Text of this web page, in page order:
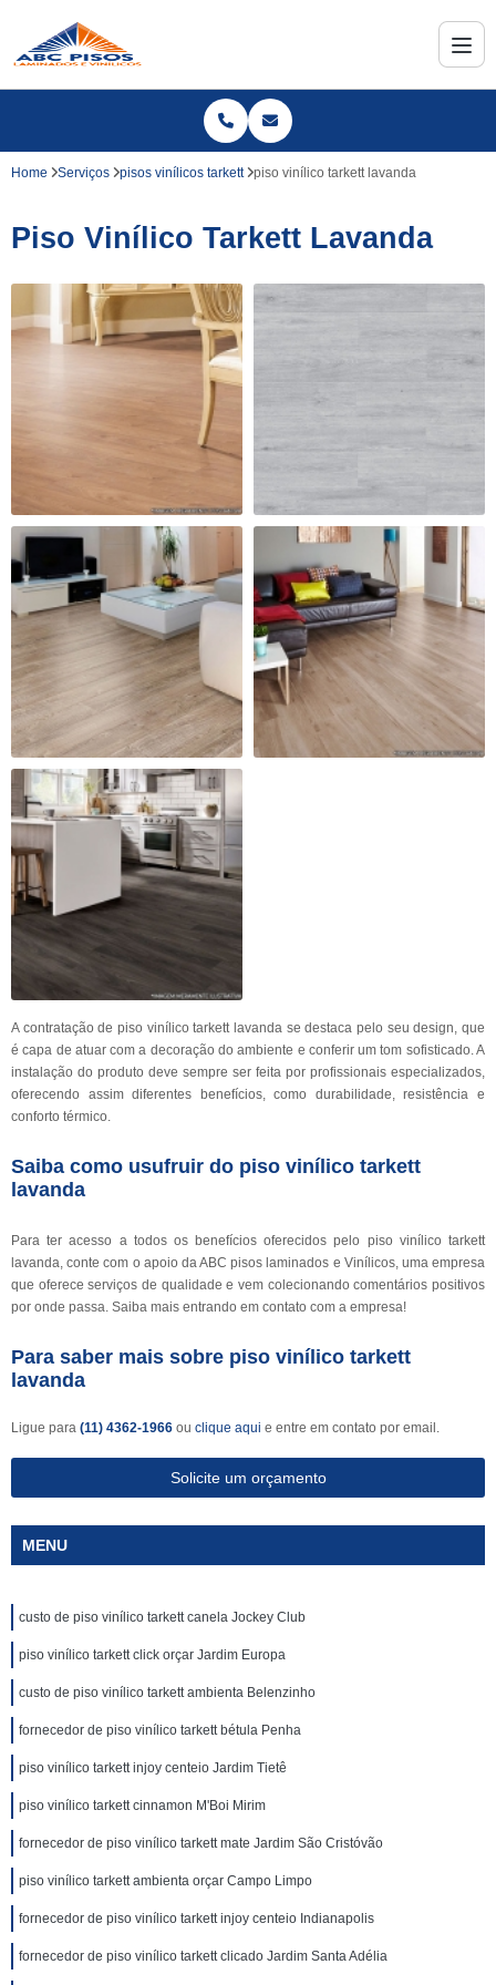
Home Serviços pisos vinílicos tarkett piso vinílico tarkett lavanda
Piso Vinílico Tarkett Lavanda
A contratação de piso vinílico tarkett lavanda se destaca pelo seu design, que
é capa de atuar com a decoração do ambiente e conferir um tom sofisticado. A
instalação do produto deve sempre ser feita por profissionais especializados,
oferecendo assim diferentes benefícios, como durabilidade, resistência e
conforto térmico.
Saiba como usufruir do piso vinílico tarkett
lavanda
Para ter acesso a todos os benefícios oferecidos pelo piso vinílico tarkett
lavanda, conte com o apoio da ABC pisos laminados e Vinílicos, uma empresa
que oferece serviços de qualidade e vem colecionando comentários positivos
por onde passa. Saiba mais entrando em contato com a empresa!
Para saber mais sobre piso vinílico tarkett
lavanda
Ligue para (11) 4362-1966 ou clique aqui e entre em contato por email.
Solicite um orçamento
MENU
custo de piso vinílico tarkett canela Jockey Club
piso vinílico tarkett click orçar Jardim Europa
custo de piso vinílico tarkett ambienta Belenzinho
fornecedor de piso vinílico tarkett bétula Penha
piso vinílico tarkett injoy centeio Jardim Tietê
piso vinílico tarkett cinnamon M'Boi Mirim
fornecedor de piso vinílico tarkett mate Jardim São Cristóvão
piso vinílico tarkett ambienta orçar Campo Limpo
fornecedor de piso vinílico tarkett injoy centeio Indianapolis
fornecedor de piso vinílico tarkett clicado Jardim Santa Adélia